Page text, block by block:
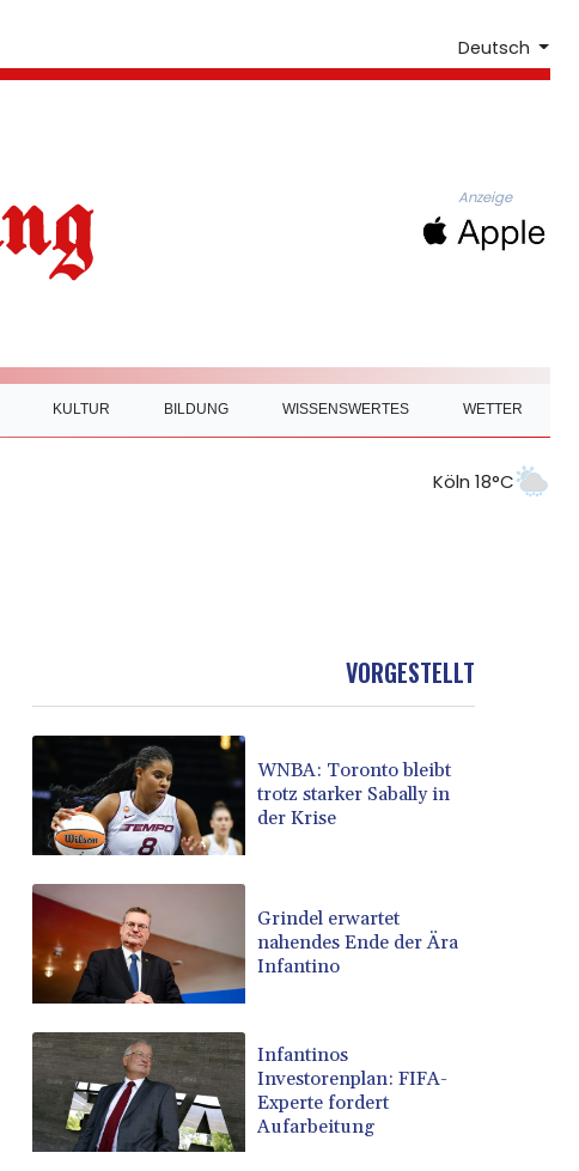
Deutsch
Anzeige
KULTUR BILDUNG WISSENSWERTES WETTER
Köln 18°C
VORGESTELLT
WNBA: Toronto bleibt
trotz starker Sabally in
der Krise
Grindel erwartet
nahendes Ende der Ära
Infantino
Infantinos
Investorenplan: FIFA-
Experte fordert
Aufarbeitung